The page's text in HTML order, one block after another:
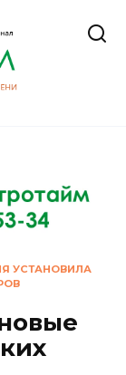
УСТАНОВИЛА